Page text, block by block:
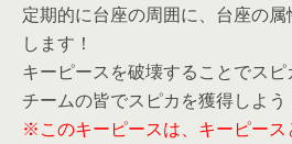
定期的に台座の周囲に、台座の
します！
キーピースを破壊することでスピ
チームの皆でスピカを獲得しよう
※このキーピースは、キーピー